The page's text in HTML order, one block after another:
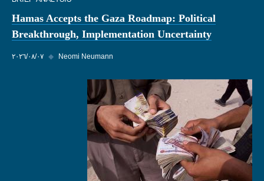
Hamas Accepts the Gaza Roadmap: Political
Breakthrough, Implementation Uncertainty
٠٧‏/٠٨‏/٢٠٢٦ ◆ Neomi Neumann